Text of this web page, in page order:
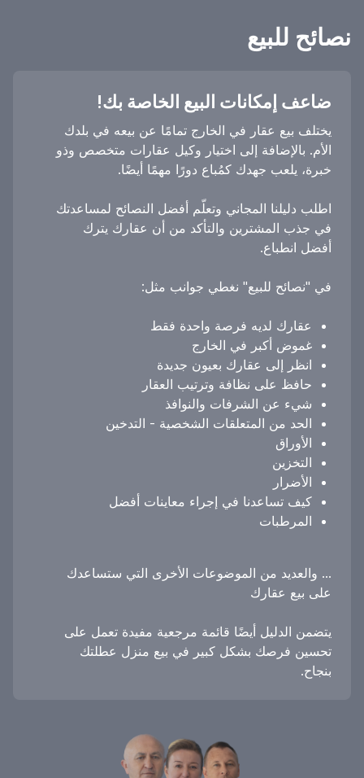
نصائح للبيع
ضاعف إمكانات البيع الخاصة بك!
يختلف بيع عقار في الخارج تمامًا عن بيعه في بلدك
الأم. بالإضافة إلى اختيار وكيل عقارات متخصص وذو
خبرة، يلعب جهدك كمُباع دورًا مهمًا أيضًا.
اطلب دليلنا المجاني وتعلّم أفضل النصائح لمساعدتك
في جذب المشترين والتأكد من أن عقارك يترك
أفضل انطباع.
في "نصائح للبيع" نغطي جوانب مثل:
عقارك لديه فرصة واحدة فقط
غموض أكبر في الخارج
انظر إلى عقارك بعيون جديدة
حافظ على نظافة وترتيب العقار
شيء عن الشرفات والنوافذ
الحد من المتعلقات الشخصية - التدخين
الأوراق
التخزين
الأضرار
كيف تساعدنا في إجراء معاينات أفضل
المرطبات
... والعديد من الموضوعات الأخرى التي ستساعدك
على بيع عقارك
يتضمن الدليل أيضًا قائمة مرجعية مفيدة تعمل على
تحسين فرصك بشكل كبير في بيع منزل عطلتك
بنجاح.